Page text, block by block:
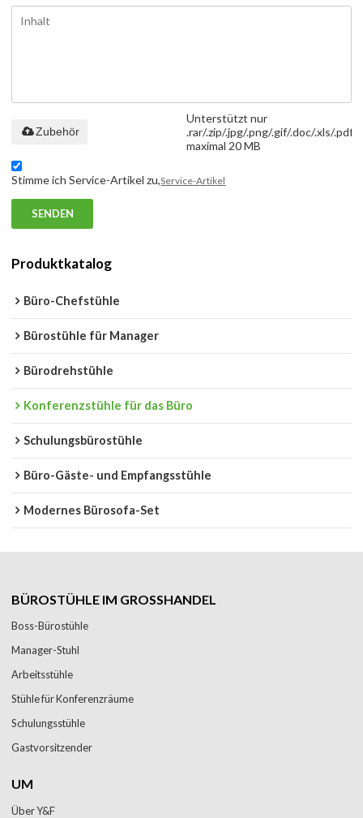
Unterstützt nur
.rar/.zip/.jpg/.png/.gif/.doc/.xls/.pdf,
maximal 20 MB
Zubehör
Stimme ich Service-Artikel zu,Service-Artikel
SENDEN
Produktkatalog
Büro-Chefstühle
Bürostühle für Manager
Bürodrehstühle
Konferenzstühle für das Büro
Schulungsbürostühle
Büro-Gäste- und Empfangsstühle
Modernes Bürosofa-Set
BÜROSTÜHLE IM GROSSHANDEL
Boss-Bürostühle
Manager-Stuhl
Arbeitsstühle
Stühle für Konferenzräume
Schulungsstühle
Gastvorsitzender
UM
Über Y&F